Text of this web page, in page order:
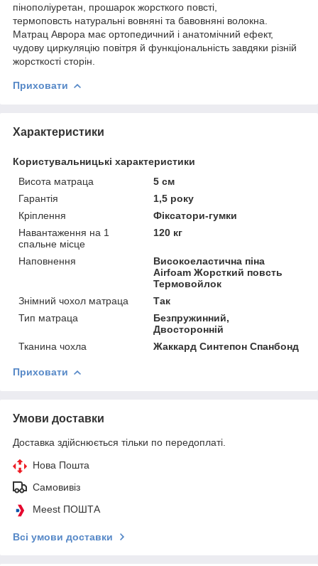
пінополіуретан, прошарок жорсткого повсті,
термоповсть натуральні вовняні та бавовняні волокна.
Матрац Аврора має ортопедичний і анатомічний ефект,
чудову циркуляцію повітря й функціональність завдяки різній
жорсткості сторін.
Приховати
Характеристики
Користувальницькі характеристики
Висота матраца
5 см
Гарантія
1,5 року
Кріплення
Фіксатори-гумки
Навантаження на 1
спальне місце
120 кг
Наповнення
Високоеластична піна
Airfoam Жорсткий повсть
Термовойлок
Знімний чохол матраца
Так
Тип матраца
Безпружинний,
Двосторонній
Тканина чохла
Жаккард Синтепон Спанбонд
Приховати
Умови доставки
Доставка здійснюється тільки по передоплаті.
Нова Пошта
Самовивіз
Meest ПОШТА
Всі умови доставки